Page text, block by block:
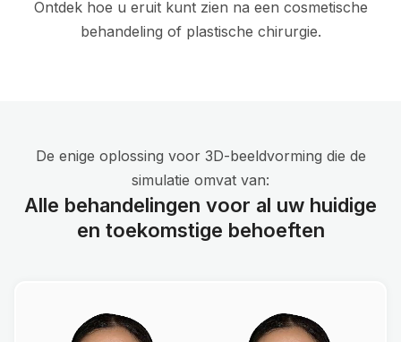
Ontdek hoe u eruit kunt zien na een cosmetische
behandeling of plastische chirurgie.
De enige oplossing voor 3D-beeldvorming die de
simulatie omvat van:
Alle behandelingen voor al uw huidige
en toekomstige behoeften